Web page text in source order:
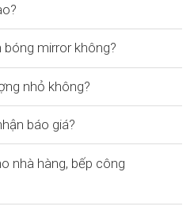
mirror không?
nhỏ không?
báo giá?
nhà hàng, bếp công